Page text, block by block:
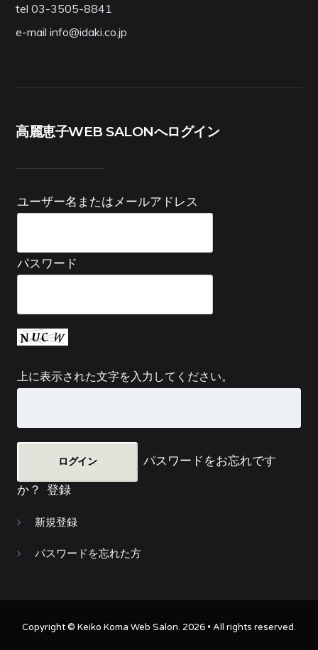
tel 03-3505-8841
e-mail info@idaki.co.jp
高麗恵子WEB SALONへログイン
ユーザー名またはメールアドレス
パスワード
上に表示された文字を入力してください。
パスワードをお忘れです
か？ 登録
新規登録
パスワードを忘れた方
Copyright © Keiko Koma Web Salon. 2026 • All rights reserved.